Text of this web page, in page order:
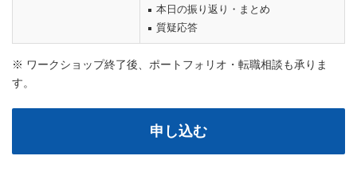
本日の振り返り・まとめ
質疑応答
※ ワークショップ終了後、ポートフォリオ・転職相談も承りま
す。
申し込む